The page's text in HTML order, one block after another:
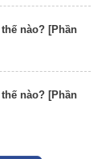
nào? [Phần
nào? [Phần